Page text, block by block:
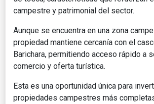
campestre y patrimonial del sector.
Aunque se encuentra en una zona
propiedad mantiene cercanía con el
Barichara, permitiendo acceso rápido a
comercio y oferta turística.
Esta es una oportunidad única para
propiedades campestres más